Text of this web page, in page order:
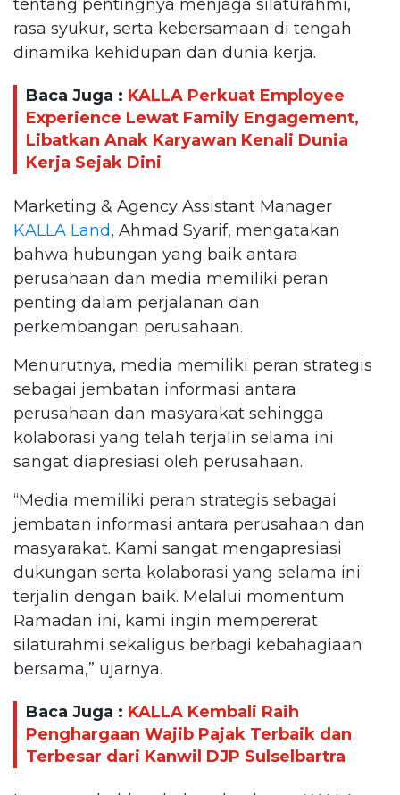
tentang pentingnya menjaga silaturahmi,
rasa syukur, serta kebersamaan di tengah
dinamika kehidupan dan dunia kerja.
Baca Juga : KALLA Perkuat Employee
Experience Lewat Family Engagement,
Libatkan Anak Karyawan Kenali Dunia
Kerja Sejak Dini
Marketing & Agency Assistant Manager
KALLA Land, Ahmad Syarif, mengatakan
bahwa hubungan yang baik antara
perusahaan dan media memiliki peran
penting dalam perjalanan dan
perkembangan perusahaan.
Menurutnya, media memiliki peran strategis
sebagai jembatan informasi antara
perusahaan dan masyarakat sehingga
kolaborasi yang telah terjalin selama ini
sangat diapresiasi oleh perusahaan.
“Media memiliki peran strategis sebagai
jembatan informasi antara perusahaan dan
masyarakat. Kami sangat mengapresiasi
dukungan serta kolaborasi yang selama ini
terjalin dengan baik. Melalui momentum
Ramadan ini, kami ingin mempererat
silaturahmi sekaligus berbagi kebahagiaan
bersama,” ujarnya.
Baca Juga : KALLA Kembali Raih
Penghargaan Wajib Pajak Terbaik dan
Terbesar dari Kanwil DJP Sulselbartra